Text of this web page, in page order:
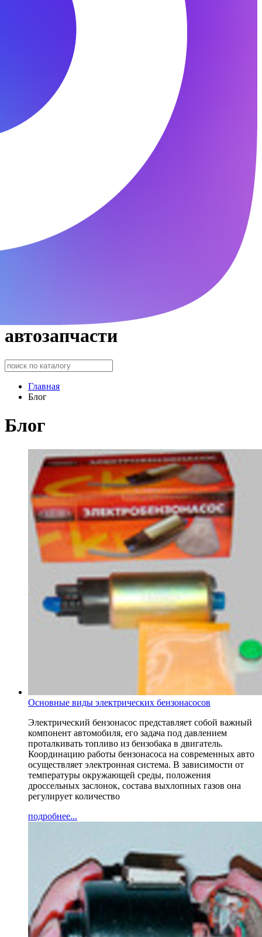
автозапчасти
Главная
Блог
Блог
Основные виды электрических бензонасосов
Электрический бензонасос представляет собой важный
компонент автомобиля, его задача под давлением
проталкивать топливо из бензобака в двигатель.
Координацию работы бензонасоса на современных авто
осуществляет электронная система. В зависимости от
температуры окружающей среды, положения
дроссельных заслонок, состава выхлопных газов она
регулирует количество
подробнее...